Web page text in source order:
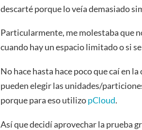
descarté porque lo veía demasiado
Particularmente, me molestaba que
cuando hay un espacio limitado o si
No hace hasta hace poco que caí en
pueden elegir las unidades/
porque para eso utilizopCloud.
Así que decidí aprovechar la prueba